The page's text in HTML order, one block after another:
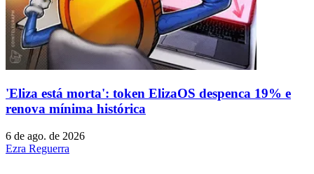
'Eliza está morta': token ElizaOS despenca 19% e
renova mínima histórica
6 de ago. de 2026
Ezra Reguerra